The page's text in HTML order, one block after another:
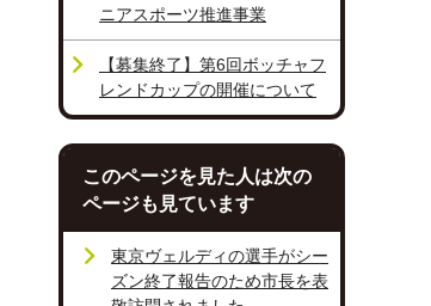
ニアスポーツ推進事業
【募集終了】第6回ボッチャフ
レンドカップの開催について
このページを見た人は次の
ページも見ています
東京ヴェルディの選手がシー
ズン終了報告のため市長を表